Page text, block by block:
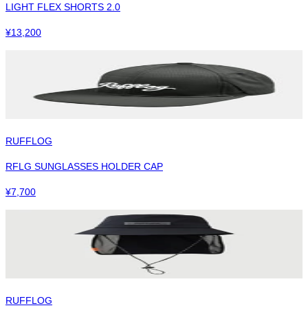
LIGHT FLEX SHORTS 2.0
¥13,200
RUFFLOG
RFLG SUNGLASSES HOLDER CAP
¥7,700
RUFFLOG